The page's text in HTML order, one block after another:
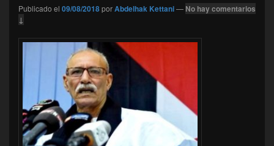
Publicado el 09/08/2018porAbdelhak Kettani— No hay comentarios
↓